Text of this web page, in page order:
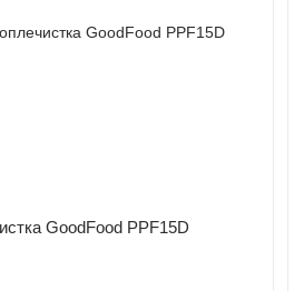
GoodFood PPF15D